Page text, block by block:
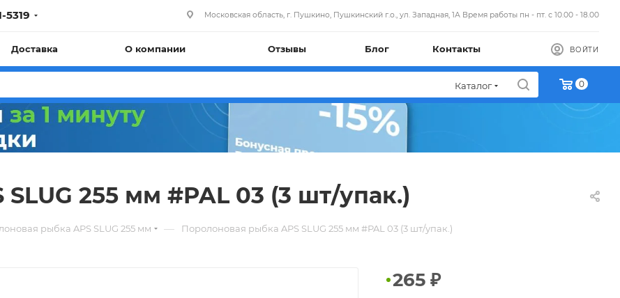
5319 Московская область, г. Пушкино, Пушкинский г.о., ул. Западная, 1А Время работы пн - пт. с 10.00 - 18.00
Доставка О компании Отзывы Блог Контакты ВОЙТИ
Каталог 0
255 мм #PAL 03 (3 шт/упак.)
рыбка APS SLUG 255 мм — Поролоновая рыбка APS SLUG 255 мм #PAL 03 (3 шт/упак.)
265 ₽